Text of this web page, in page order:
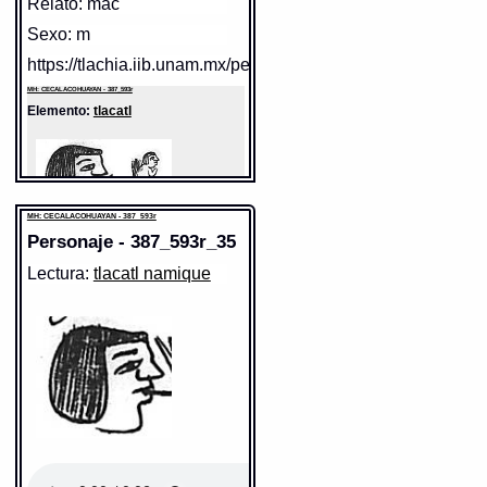
http://www.gdn.unam.mx/contexto/11615
Relato: mac
Sexo: m
https://tlachia.iib.unam.mx/personaje/387_593r_32
MH: CECALACOHUAYAN - 387_593r
Elemento: tlacatl
Valor fonético: tlacatl
https://tlachia.iib.unam.mx/elemento/01.01.01
tlacatl
Paleografía:tlacatl
Grafía normalizada:tlacatl
MH: CECALACOHUAYAN - 387_593r
Personaje - 387_593r_35
Lectura: tlacatl namique